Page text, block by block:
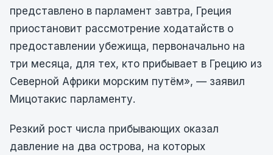
представлено в парламент завтра, Греция
приостановит рассмотрение ходатайств о
предоставлении убежища, первоначально на
три месяца, для тех, кто прибывает в Грецию из
Северной Африки морским путём», — заявил
Мицотакис парламенту.
Резкий рост числа прибывающих оказал
давление на два острова, на которых